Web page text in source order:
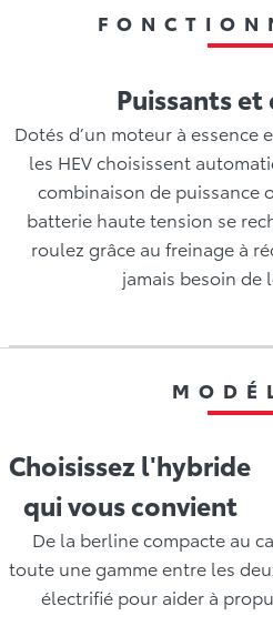
Puissants et
Dotés d’un moteur à essence
les HEV choisissent
combinaison de puissance
batterie haute tension se
roulez grâce au freinage à
jamais besoin de
Choisissez l'hybride
qui vous convient
De la berline compacte au
toute une gamme entre les
électrifié pour aider à